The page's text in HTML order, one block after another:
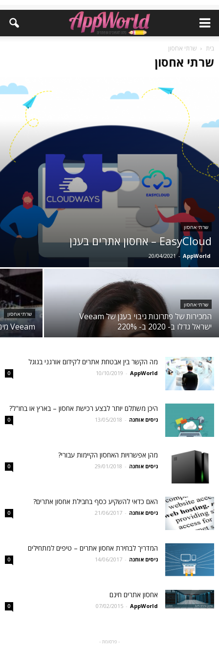
בית שרתי אחסון
שרתי אחסון
שרתי אחסון
EasyCloud – אחסון אתרים בענן
AppWorld
-
20/04/2021
שרתי אחסון
המכירות של פתרונות גיבוי בענן של Veeam
ישראל גדלו ב- 2020 ב- 220%
שרתי אחסון
Veeam מינתה את ויז'ואל ד.ג. למפיצה שלה בישראל
מה הקשר בין אבטחת אתרים לקידום אורגני בגוגל
AppWorld
-
10/10/2019
0
היכן משתלם יותר לבצע רכישת אחסון – בארץ או בחו"ל?
ניסים אוחנה -
13/05/2018
0
מהן אפשרויות האחסון הקיימות עבורי?
ניסים אוחנה -
29/01/2018
0
האם כדאי להשקיע כסף בחבילת אחסון אתרים?
ניסים אוחנה -
21/06/2017
0
המדריך לבחירת אחסון אתרים – טיפים למתחילים
ניסים אוחנה -
14/06/2017
0
אחסון אתרים חינם
AppWorld
-
07/02/2015
0
- פרסומת -